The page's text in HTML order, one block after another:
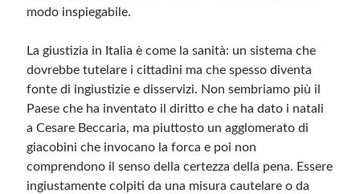
modo inspiegabile.
La giustizia in Italia è come la sanità: un sistema che
dovrebbe tutelare i cittadini ma che spesso diventa
fonte di ingiustizie e disservizi. Non sembriamo più il
Paese che ha inventato il diritto e che ha dato i natali
a Cesare Beccaria, ma piuttosto un agglomerato di
giacobini che invocano la forca e poi non
comprendono il senso della certezza della pena. Essere
ingiustamente colpiti da una misura cautelare o da